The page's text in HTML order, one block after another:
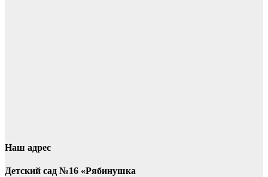
Наш адрес
Детский сад №16 «Рябинушка